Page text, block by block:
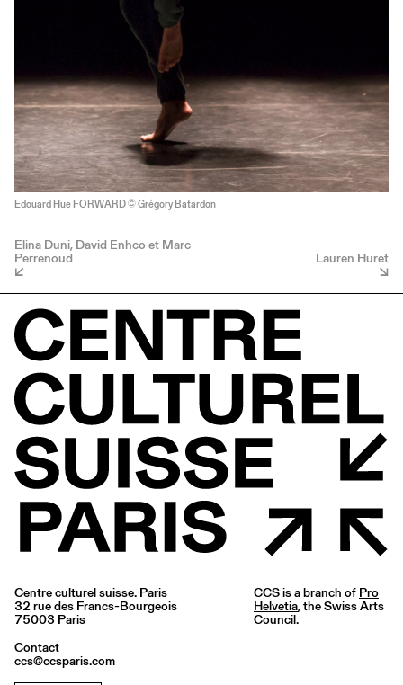
Edouard Hue FORWARD © Grégory Batardon
Elina Duni, David Enhco et Marc
Perrenoud Lauren Huret
Centre culturel suisse. Paris
32 rue des Francs-Bourgeois
75003 Paris
Contact
ccs@ccsparis.com
CCS is a branch of Pro
Helvetia, the Swiss Arts
Council.